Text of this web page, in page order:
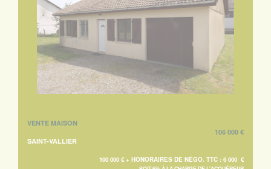
VENTE MAISON
106 000 €
SAINT-VALLIER
100 000 € + HONORAIRES DE NÉGO. TTC : 6 000 €